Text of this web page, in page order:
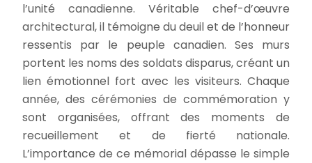
l’unité canadienne. Véritable chef-d’œuvre
architectural, il témoigne du deuil et de l’honneur
ressentis par le peuple canadien. Ses murs
portent les noms des soldats disparus, créant un
lien émotionnel fort avec les visiteurs. Chaque
année, des cérémonies de commémoration y
sont organisées, offrant des moments de
recueillement et de fierté nationale.
L’importance de ce mémorial dépasse le simple